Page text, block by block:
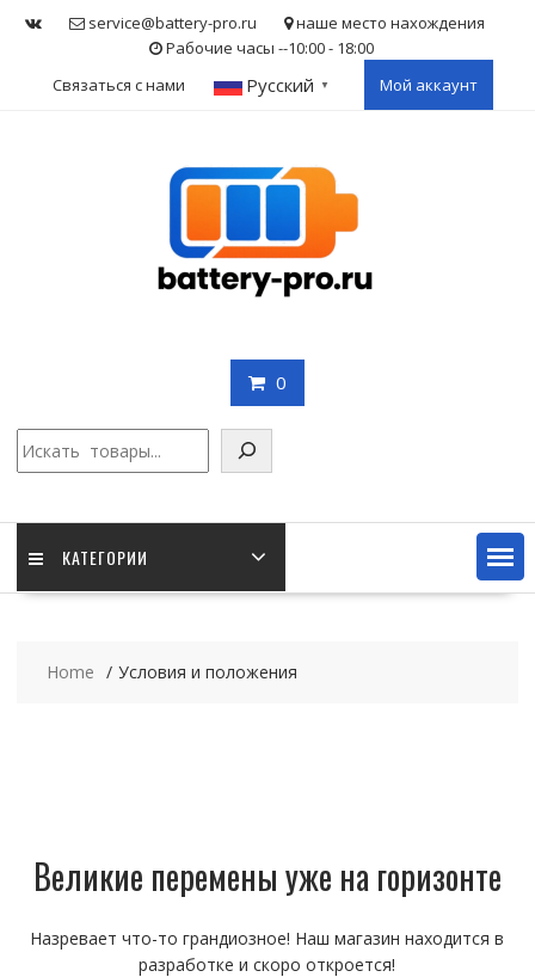
service@battery-pro.ru
наше место нахождения
Рабочие часы --10:00 - 18:00
Связаться с нами
Русский ▼ Мой аккаунт
0
КАТЕГОРИИ
Home Условия и положения
Великие перемены уже на горизонте
Назревает что-то грандиозное! Наш магазин находится в
разработке и скоро откроется!